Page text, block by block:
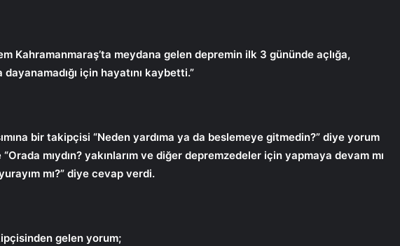
Kahramanmaraş’ta meydana gelen depremin ilk 3 gününde açlığa,
için hayatını kaybetti.”
bir takipçisi “Neden yardıma ya da beslemeye gitmedin?” diye yorum
mıydın? yakınlarım ve diğer depremzedeler için yapmaya devam mı
mı?” diye cevap verdi.
gelen yorum;